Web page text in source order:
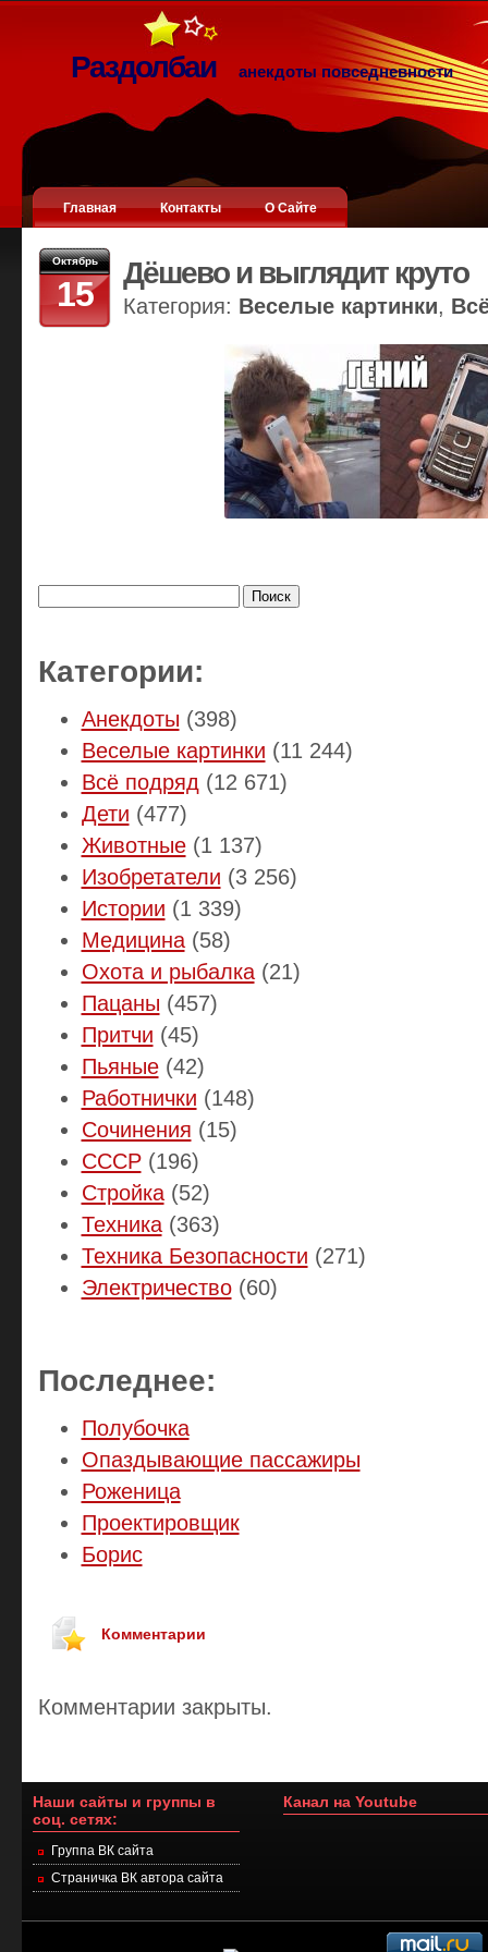
Раздолбаи анекдоты повседневности
Главная Контакты О Сайте
Октябрь
15
Дёшево и выглядит круто
Категория: Веселые картинки,
Категории:
Анекдоты (398)
Веселые картинки (11 244)
Всё подряд (12 671)
Дети (477)
Животные(1 137)
Изобретатели (3 256)
Истории (1 339)
Медицина(58)
Охота и рыбалка(21)
Пацаны (457)
Притчи (45)
Пьяные(42)
Работнички (148)
Сочинения (15)
СССР(196)
Стройка(52)
Техника(363)
Техника Безопасности (271)
Электричество(60)
Последнее:
Полубочка
Опаздывающие пассажиры
Роженица
Проектировщик
Борис
Комментарии
Комментарии закрыты.
Наши сайты и группы в
соц. сетях:
Группа ВК сайта
Страничка ВК автора сайта
Канал на Youtube